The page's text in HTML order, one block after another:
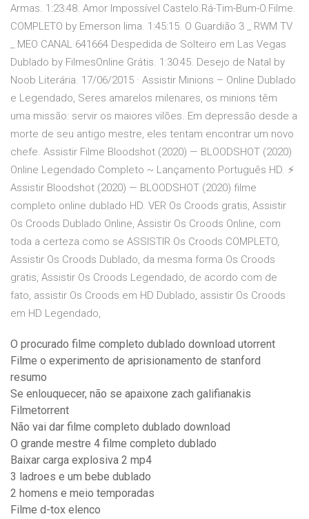
Armas. 1:23:48. Amor Impossível Castelo.Rá-Tim-Bum-O.Filme.
COMPLETO by Emerson lima. 1:45:15. O Guardião 3 _ RWM TV
_ MEO CANAL 641664 Despedida de Solteiro em Las Vegas
Dublado by FilmesOnline Grátis. 1:30:45. Desejo de Natal by
Noob Literária. 17/06/2015 · Assistir Minions – Online Dublado
e Legendado, Seres amarelos milenares, os minions têm
uma missão: servir os maiores vilões. Em depressão desde a
morte de seu antigo mestre, eles tentam encontrar um novo
chefe. Assistir Filme Bloodshot (2020) — BLOODSHOT (2020)
Online Legendado Completo ~ Lançamento Português HD. ⚡
Assistir Bloodshot (2020) — BLOODSHOT (2020) filme
completo online dublado HD. VER Os Croods gratis, Assistir
Os Croods Dublado Online, Assistir Os Croods Online, com
toda a certeza como se ASSISTIR Os Croods COMPLETO,
Assistir Os Croods Dublado, da mesma forma Os Croods
gratis, Assistir Os Croods Legendado, de acordo com de
fato, assistir Os Croods em HD Dublado, assistir Os Croods
em HD Legendado,
O procurado filme completo dublado download utorrent
Filme o experimento de aprisionamento de stanford
resumo
Se enlouquecer, não se apaixone zach galifianakis
Filmetorrent
Não vai dar filme completo dublado download
O grande mestre 4 filme completo dublado
Baixar carga explosiva 2 mp4
3 ladroes e um bebe dublado
2 homens e meio temporadas
Filme d-tox elenco